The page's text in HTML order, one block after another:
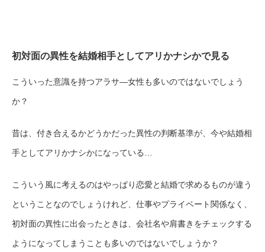
初対面の異性を結婚相手としてアリかナシかで見る
こういった意識を持つアラサ―女性も多いのではないでしょう
か？
昔は、付き合えるかどうかだった異性の判断基準が、今や結婚相
手としてアリかナシかになっている…
こういう風に考えるのはやっぱり恋愛と結婚で求めるものが違う
ということなのでしょうけれど、仕事やプライベート関係なく、
初対面の異性に出会ったときは、会社名や肩書きをチェックする
ようになってしまうことも多いのではないでしょうか？